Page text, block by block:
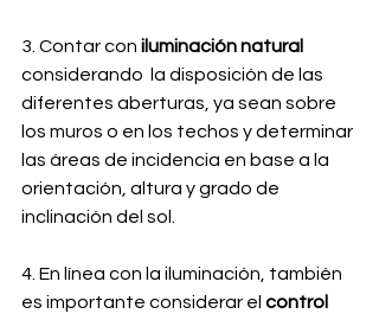
3. Contar con iluminación natural
considerando  la disposición de las
diferentes aberturas, ya sean sobre
los muros o en los techos y determinar
las áreas de incidencia en base a la
orientación, altura y grado de
inclinación del sol.
4. En línea con la iluminación, también
es importante considerar el control